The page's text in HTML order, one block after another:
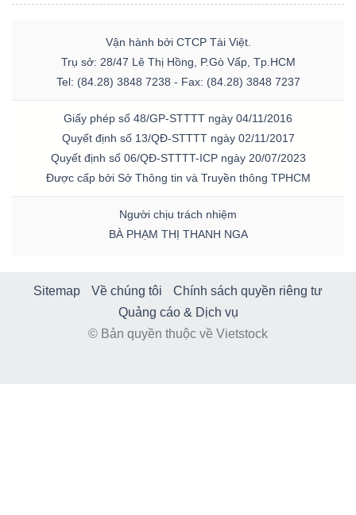
Vận hành bởi CTCP Tài Việt.
Trụ sở: 28/47 Lê Thị Hồng, P.Gò Vấp, Tp.HCM
Tel: (84.28) 3848 7238 - Fax: (84.28) 3848 7237
Giấy phép số 48/GP-STTTT ngày 04/11/2016
Quyết định số 13/QĐ-STTTT ngày 02/11/2017
Quyết định số 06/QĐ-STTTT-ICP ngày 20/07/2023
Được cấp bởi Sở Thông tin và Truyền thông TPHCM
Người chịu trách nhiệm
BÀ PHẠM THỊ THANH NGA
Sitemap Về chúng tôi
Chính sách quyền riêng tư
Quảng cáo & Dịch vụ
© Bản quyền thuộc về Vietstock